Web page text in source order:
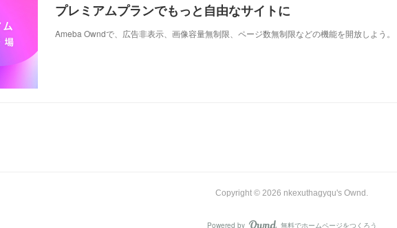
プレミアムプランでもっと自由なサイトに
Ameba Owndで、広告非表示、画像容量無制限、ページ数無制限などの機能を開放しよう。
Copyright © 2026 nkexuthagyqu's Ownd .
Powered by 無料でホームページをつくろう